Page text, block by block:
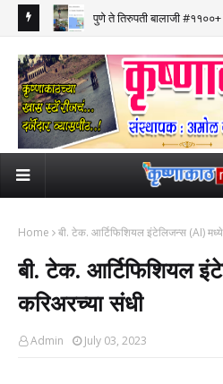
पुणे ते तिरुपती बालाजी
Home बी. टेक. आर्टिफिशियल इंटेलिजन्स (AI)
बी. टेक. आर्टिफिशियल
करिअरच्या संधी
Admin July 03, 2023